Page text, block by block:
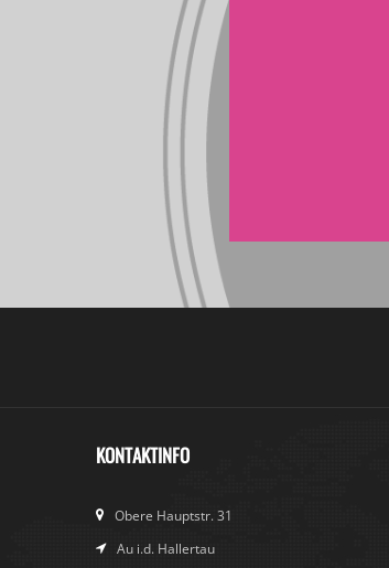
KONTAKTINFO
Obere Hauptstr. 31
Au i.d. Hallertau